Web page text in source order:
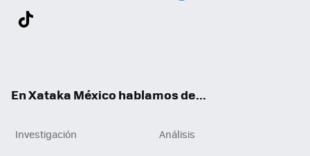
En Xataka México hablamos de...
Investigación
Análisis